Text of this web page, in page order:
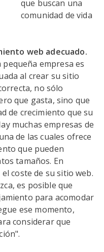
que buscan una
comunidad de vida
web adecuado.
empresa es
al crear su sitio
no sólo
que gasta, sino que
de crecimiento que su
muchas empresas de
de las cuales ofrece
que pueden
tamaños. En
coste de su sitio web.
es posible que
para acomodar
ese momento,
considerar que